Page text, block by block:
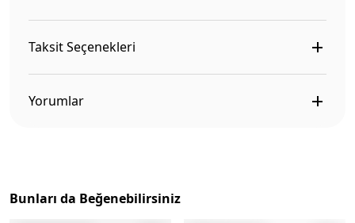
Taksit Seçenekleri
Yorumlar
Bunları da Beğenebilirsiniz